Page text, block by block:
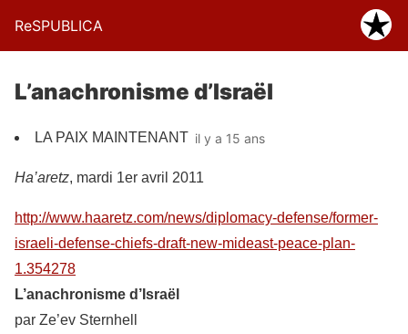
ReSPUBLICA
L’anachronisme d’Israël
LA PAIX MAINTENANT il y a 15 ans
Ha’aretz, mardi 1er avril 2011
http://www.haaretz.com/news/diplomacy-defense/former-
israeli-defense-chiefs-draft-new-mideast-peace-plan-
1.354278
L’anachronisme d’Israël
par Ze’ev Sternhell